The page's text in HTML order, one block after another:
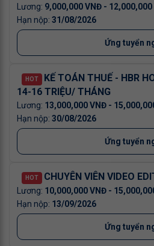
9,000,000 VNĐ - 12,000,000
31/08/2026
Ứng tuyển
HOT
KẾ TOÁN THUẾ - HBR
14-16 TRIỆU/ THÁNG
13,000,000 VNĐ -
30/08/2026
Ứng tuyển
HOT CHUYÊN VIÊN VIDEO
10,000,000 VNĐ -
13/09/2026
Ứng tuyển